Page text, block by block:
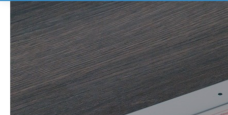
Hit enter to search or ESC to close